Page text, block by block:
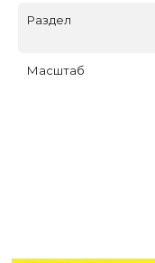
Раздел
Масштаб